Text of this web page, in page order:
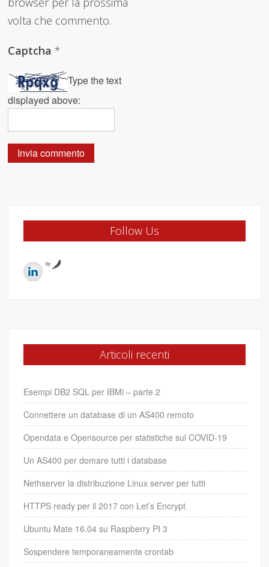
volta che commento.
Captcha*
Type the text
displayed above:
Follow Us
by
Articoli recenti
Esempi DB2 SQL per IBMi – parte 2
Connettere un database di un AS400 remoto
Opendata e Opensource per statistiche sul COVID-19
Un AS400 per domare tutti i database
Nethserver la distribuzione Linux server per tutti
HTTPS ready per il 2017 con Let’s Encrypt
Ubuntu Mate 16.04 su Raspberry PI 3
Sospendere temporaneamente crontab